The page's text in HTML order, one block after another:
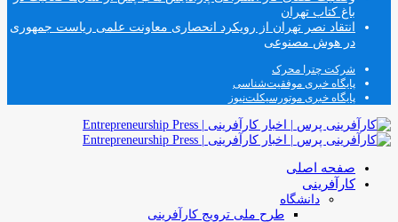
باغ کتاب تهران
انتقاد نصر تهران از رویکرد انحصاری معاونت علمی ریاست جمهوری
در هوش مصنوعی
شرکت چترا محرک
پایگاه خبری موفقیت‌شناسی
پایگاه خبری موتورسیکلت‌نیوز
صفحه اصلی
کارآفرینی
دانشگاه
طرح ملی ترویج کارآفرینی